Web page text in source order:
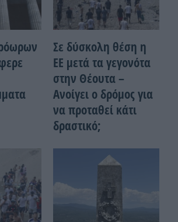
Σε δύσκολη θέση η
ΕΕ μετά τα γεγονότα
στην Θέουτα –
Ανοίγει ο δρόμος για
να προταθεί κάτι
δραστικό;